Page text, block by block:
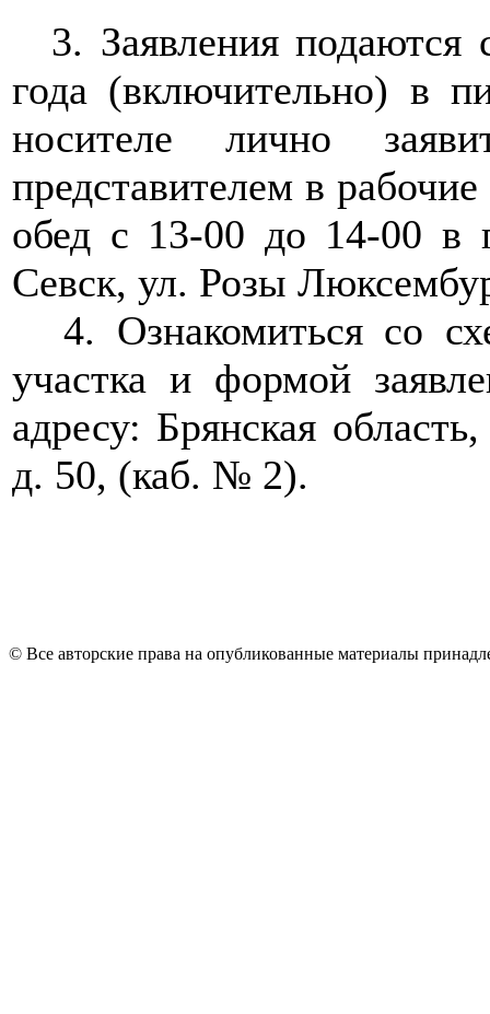
3. Заявления подаются
года (включительно) в
носителе лично
представителем в
обед с 13-00 до 14-00 в
Севск, ул. Розы
4. Ознакомиться со
участка и формой
адресу: Брянская
д. 50, (каб. № 2).
© Все авторские права на опубликованные материалы